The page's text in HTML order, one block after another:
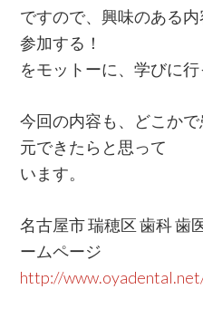
ですので、興味のある
参加する！
をモットーに、学びに行
今回の内容も、どこか
元できたらと思って
います。
名古屋市 瑞穂区 歯科 歯
ームページ
http://